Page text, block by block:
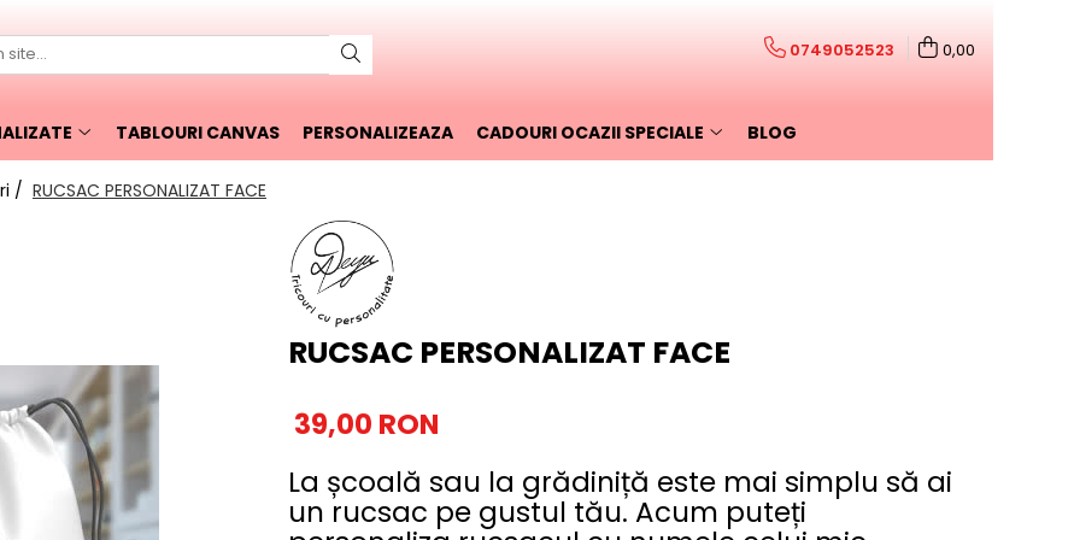
0749052523 0,00
TABLOURI CANVAS PERSONALIZEAZA CADOURI OCAZII SPECIALE BLOG
/ RUCSAC PERSONALIZAT FACE
RUCSAC PERSONALIZAT FACE
39,00 RON
La școală sau la grădiniță este mai simplu să ai
un rucsac pe gustul tău. Acum puteți